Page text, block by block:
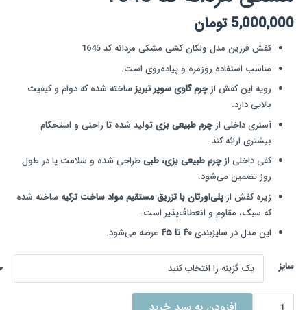
5,000,000 تومان
کفش فرزین مدل ولکان کشی مشکی مردانه کد 1645
مناسب استفاده روزمره و پیاده‌روی است.
رویه این کفش ازچرم گاوی سوپر تبریزساخته شده که دوام و کیفیت
بالایی دارد.
آستری داخلی ازچرم طبیعی بزیتولید شده تا راحتی و استحکام
بیشتری ارائه کند.
کفی داخلی ازچرم طبیعی بزی، طبیطراحی شده و سلامت پا در طول
روز تضمین می‌شود.
زیره کفش از پلی‌اورتان با تزریق مستقیم مواد ساخت ترکیه ساخته شده
که سبک، مقاوم و انعطاف‌پذیر است.
این مدل در سایزبندی۴۰ تا ۴۵ عرضه می‌شود.
سایز
کفش